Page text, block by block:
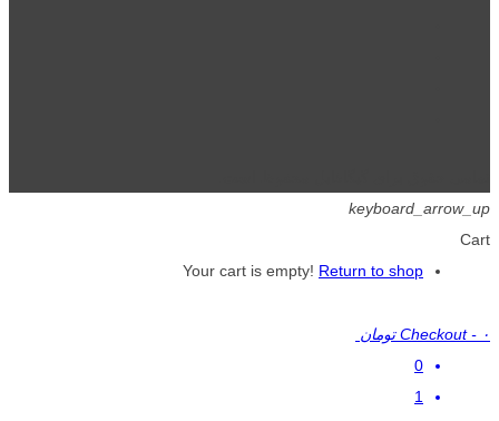
keyboard_arrow_up
Cart
Your cart is empty! Return to shop
Checkout - ۰ تومان
0
1